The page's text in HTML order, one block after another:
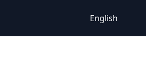
English